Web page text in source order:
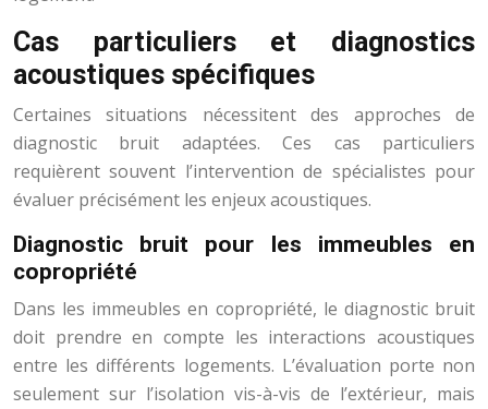
Cas particuliers et diagnostics
acoustiques spécifiques
Certaines situations nécessitent des approches de
diagnostic bruit adaptées. Ces cas particuliers
requièrent souvent l’intervention de spécialistes pour
évaluer précisément les enjeux acoustiques.
Diagnostic bruit pour les immeubles en
copropriété
Dans les immeubles en copropriété, le diagnostic bruit
doit prendre en compte les interactions acoustiques
entre les différents logements. L’évaluation porte non
seulement sur l’isolation vis-à-vis de l’extérieur, mais